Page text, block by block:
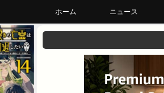
ホーム ニュース